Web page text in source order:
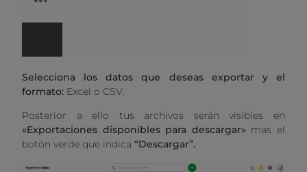
Selecciona los datos que deseas exportar y el
formato: Excel o CSV.
Posterior a ello tus archivos serán visibles en
«Exportaciones disponibles para descargar» mas el
botón verde que indica “Descargar”.